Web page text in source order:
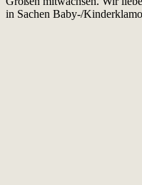
in Sachen Baby-/